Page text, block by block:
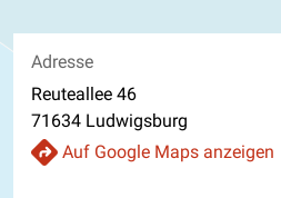
Adresse
Reuteallee 46
71634 Ludwigsburg
Auf Google Maps anzeigen